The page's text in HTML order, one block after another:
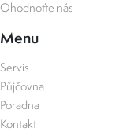
Ohodnoťte nás
Menu
Servis
Půjčovna
Poradna
Kontakt